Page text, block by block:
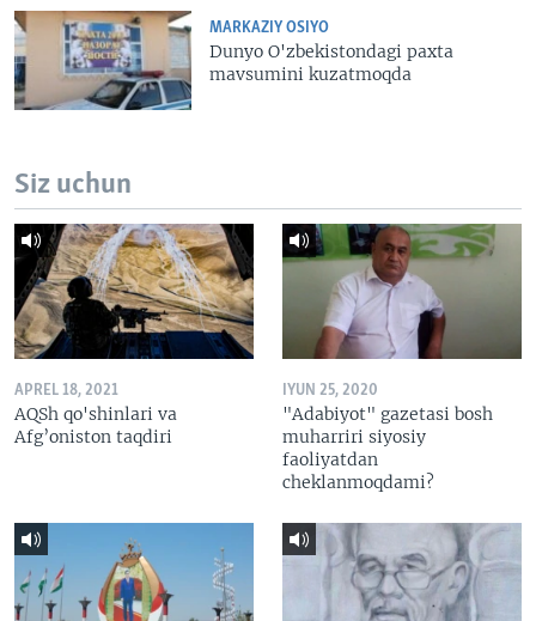
MARKAZIY OSIYO
Dunyo O'zbekistondagi paxta
mavsumini kuzatmoqda
Siz uchun
APREL 18, 2021
AQSh qo'shinlari va
Afg’oniston taqdiri
IYUN 25, 2020
"Adabiyot" gazetasi bosh
muharriri siyosiy
faoliyatdan
cheklanmoqdami?